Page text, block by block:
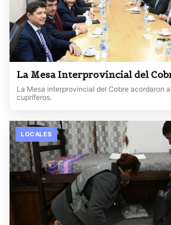
La Mesa Interprovincial del
La Mesa interprovincial del Cobre acordaron
cupríferos.
LOCALES